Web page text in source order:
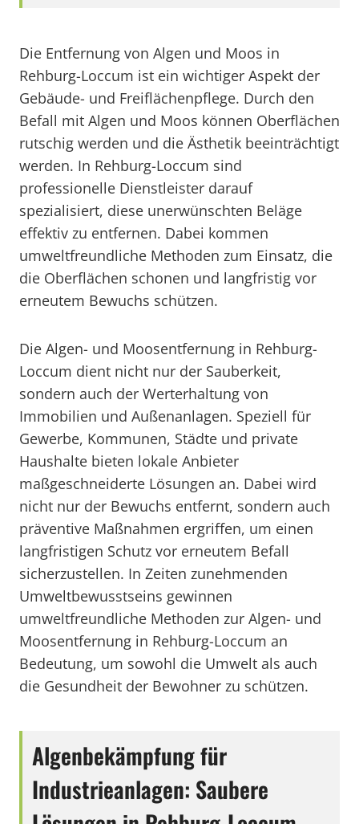
Die Entfernung von Algen und Moos in
Rehburg-Loccum ist ein wichtiger Aspekt der
Gebäude- und Freiflächenpflege. Durch den
Befall mit Algen und Moos können Oberflächen
rutschig werden und die Ästhetik beeinträchtigt
werden. In Rehburg-Loccum sind
professionelle Dienstleister darauf
spezialisiert, diese unerwünschten Beläge
effektiv zu entfernen. Dabei kommen
umweltfreundliche Methoden zum Einsatz, die
die Oberflächen schonen und langfristig vor
erneutem Bewuchs schützen.
Die Algen- und Moosentfernung in Rehburg-
Loccum dient nicht nur der Sauberkeit,
sondern auch der Werterhaltung von
Immobilien und Außenanlagen. Speziell für
Gewerbe, Kommunen, Städte und private
Haushalte bieten lokale Anbieter
maßgeschneiderte Lösungen an. Dabei wird
nicht nur der Bewuchs entfernt, sondern auch
präventive Maßnahmen ergriffen, um einen
langfristigen Schutz vor erneutem Befall
sicherzustellen. In Zeiten zunehmenden
Umweltbewusstseins gewinnen
umweltfreundliche Methoden zur Algen- und
Moosentfernung in Rehburg-Loccum an
Bedeutung, um sowohl die Umwelt als auch
die Gesundheit der Bewohner zu schützen.
Algenbekämpfung für
Industrieanlagen: Saubere